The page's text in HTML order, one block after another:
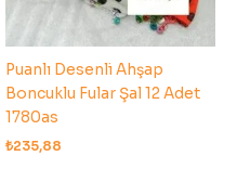
Puanlı Desenli Ahşap
Boncuklu Fular Şal 12 Adet
1780as
₺235,88